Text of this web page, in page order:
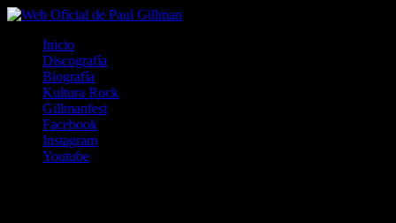
Inicio
Discografía
Biografía
Kultura Rock
Gillmanfest
Facebook
Instagram
Youtube